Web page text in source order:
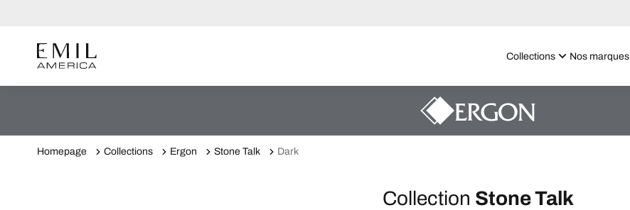
Collections Nos marques
Homepage Collections Ergon Stone Talk Dark
Collection Stone Talk